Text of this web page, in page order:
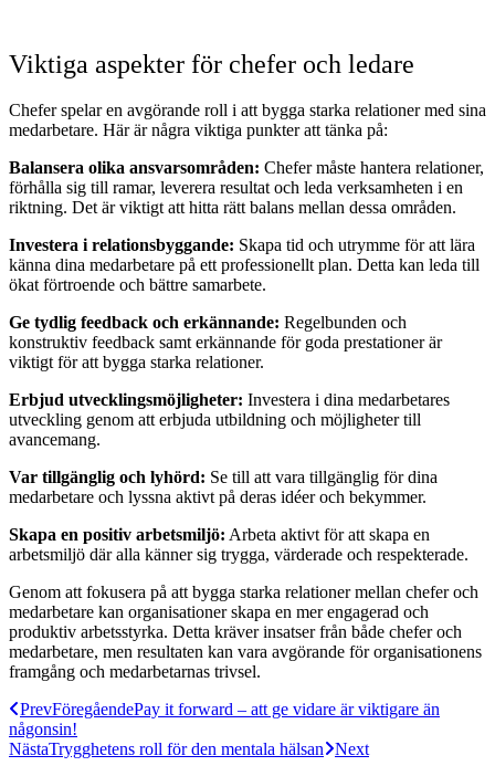
Viktiga aspekter för chefer och ledare
Chefer spelar en avgörande roll i att bygga starka relationer med sina
medarbetare. Här är några viktiga punkter att tänka på:
Balansera olika ansvarsområden: Chefer måste hantera relationer,
förhålla sig till ramar, leverera resultat och leda verksamheten i en
riktning. Det är viktigt att hitta rätt balans mellan dessa områden.
Investera i relationsbyggande: Skapa tid och utrymme för att lära
känna dina medarbetare på ett professionellt plan. Detta kan leda till
ökat förtroende och bättre samarbete.
Ge tydlig feedback och erkännande: Regelbunden och
konstruktiv feedback samt erkännande för goda prestationer är
viktigt för att bygga starka relationer.
Erbjud utvecklingsmöjligheter: Investera i dina medarbetares
utveckling genom att erbjuda utbildning och möjligheter till
avancemang.
Var tillgänglig och lyhörd: Se till att vara tillgänglig för dina
medarbetare och lyssna aktivt på deras idéer och bekymmer.
Skapa en positiv arbetsmiljö: Arbeta aktivt för att skapa en
arbetsmiljö där alla känner sig trygga, värderade och respekterade.
Genom att fokusera på att bygga starka relationer mellan chefer och
medarbetare kan organisationer skapa en mer engagerad och
produktiv arbetsstyrka. Detta kräver insatser från både chefer och
medarbetare, men resultaten kan vara avgörande för organisationens
framgång och medarbetarnas trivsel.
PrevFöregåendePay it forward – att ge vidare är viktigare än
någonsin!
NästaTrygghetens roll för den mentala hälsan Next